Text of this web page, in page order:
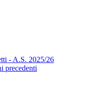
- A.S. 2025/26
precedenti